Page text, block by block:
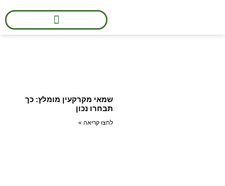
שמאי מקרקעין מומלץ: כך
תבחרו נכון
לחצו קריאה »